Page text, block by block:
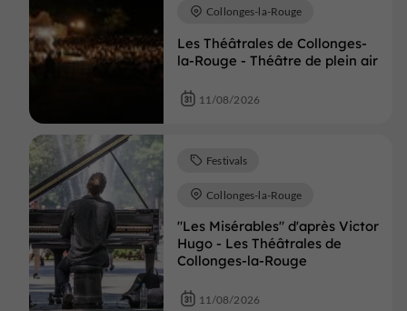
Les Théâtrales de Collonges-
la-Rouge - Théâtre de plein air
Collonges-la-Rouge
11/08/2026
"Les Misérables" d'après Victor
Hugo - Les Théâtrales de
Collonges-la-Rouge
Festivals
Collonges-la-Rouge
11/08/2026